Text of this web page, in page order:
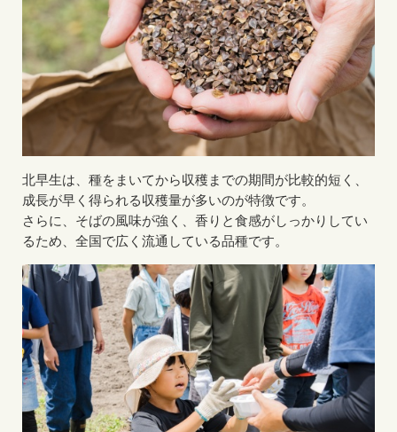
北早生は、種をまいてから収穫までの期間が比較的短く、
成長が早く得られる収穫量が多いのが特徴です。
さらに、そばの風味が強く、香りと食感がしっかりしてい
るため、全国で広く流通している品種です。